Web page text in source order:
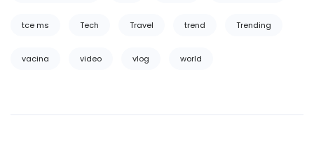
tce ms Tech Travel trend Trending
vacina video vlog world